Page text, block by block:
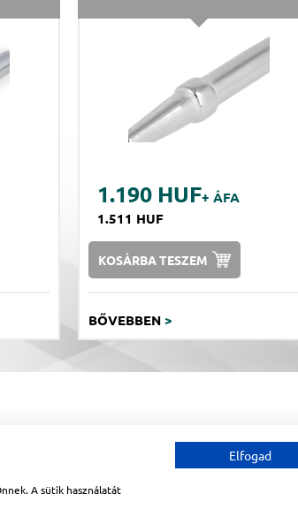
1.190 HUF+ ÁFA
1.511 HUF
KOSÁRBA TESZEM
BŐVEBBEN >
+36-30/539-76-24
Webbolt | webdesign és implementáció:Webdream
A sütik használatát
Elfogad